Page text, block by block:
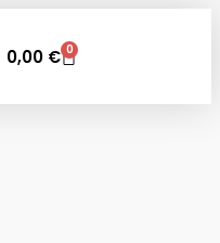
0,00 € 0